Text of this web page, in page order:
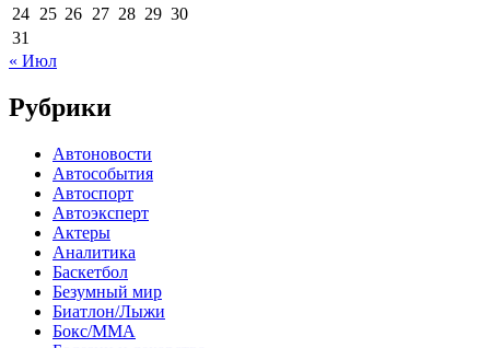
24 25 26 27 28 29 30
31
« Июл
Рубрики
Автоновости
Автособытия
Автоспорт
Автоэксперт
Актеры
Аналитика
Баскетбол
Безумный мир
Биатлон/Лыжи
Бокс/MMA